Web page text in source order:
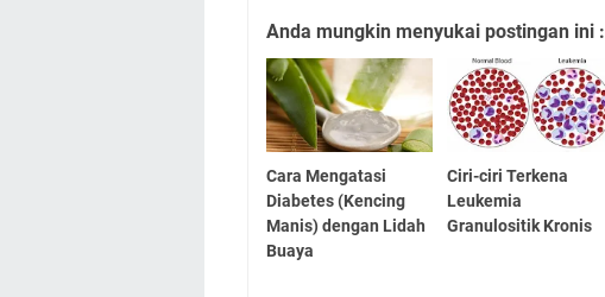
Anda mungkin menyukai postingan ini :
Cara Mengatasi
Diabetes (Kencing
Manis) dengan Lidah
Buaya
Ciri-ciri Terkena
Leukemia
Granulositik Kronis